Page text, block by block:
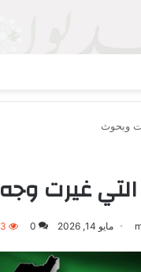
وبحوث
غيرت
مايو 14, 2026 0